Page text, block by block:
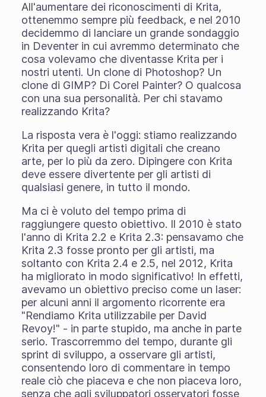
All'aumentare dei riconoscimenti di Krita,
ottenemmo sempre più feedback, e nel 2010
decidemmo di lanciare un grande sondaggio
in Deventer in cui avremmo determinato che
cosa volevamo che diventasse Krita per i
nostri utenti. Un clone di Photoshop? Un
clone di GIMP? Di Corel Painter? O qualcosa
con una sua personalità. Per chi stavamo
realizzando Krita?
La risposta vera è l'oggi: stiamo realizzando
Krita per quegli artisti digitali che creano
arte, per lo più da zero. Dipingere con Krita
deve essere divertente per gli artisti di
qualsiasi genere, in tutto il mondo.
Ma ci è voluto del tempo prima di
raggiungere questo obiettivo. Il 2010 è stato
l'anno di Krita 2.2 e Krita 2.3: pensavamo che
Krita 2.3 fosse pronto per gli artisti, ma
soltanto con Krita 2.4 e 2.5, nel 2012, Krita
ha migliorato in modo significativo! In effetti,
avevamo un obiettivo preciso come un laser:
per alcuni anni il argomento ricorrente era
"Rendiamo Krita utilizzabile per David
Revoy!" - in parte stupido, ma anche in parte
serio. Trascorremmo del tempo, durante gli
sprint di sviluppo, a osservare gli artisti,
consentendo loro di commentare in tempo
reale ciò che piaceva e che non piaceva loro,
senza che agli sviluppatori osservatori fosse